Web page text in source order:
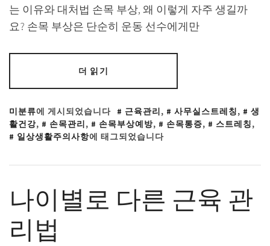
는 이유와 대처법 손목 부상, 왜 이렇게 자주 생길까
요? 손목 부상은 단순히 운동 선수에게만
더 읽기
미분류에 게시되었습니다 근육관리, 사무실스트레칭,
생
활건강, 손목관리, 손목부상예방, 손목통증, 스트레칭,
일상생활주의사항에 태그되었습니다
나이별로 다른 근육 관
리법